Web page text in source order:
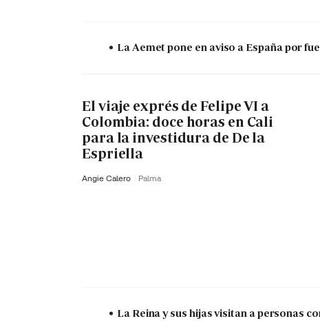
La Aemet pone en aviso a España por
El viaje exprés de Felipe VI a
Colombia: doce horas en Cali
para la investidura de De la
Espriella
Angie Calero Palma
La Reina y sus hijas visitan a personas